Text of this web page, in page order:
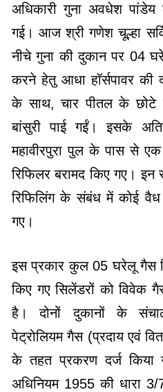
अधिकारी गुना अवधेश पांडेय
गई। आज श्री गणेश चूल्हा
नीचे गुना की दुकान पर 04
करने हेतु आधा हॉर्सपावर की
के साथ, चार पीतल के छोटे
बांसुरी पाई गईं। इसके
महावीरपुरा पुल के पास से
रिफिलर बरामद किए गए। इन
रिफिलिंग के संबंध में कोई वैध
गए।
इस प्रकार कुल 05 घरेलू गैस
किए गए सिलेंडरों को विवेक
है। दोनों दुकानों के
पेट्रोलियम गैस (प्रदाय एवं
के तहत प्रकरण दर्ज
अधिनियम 1955 की धारा